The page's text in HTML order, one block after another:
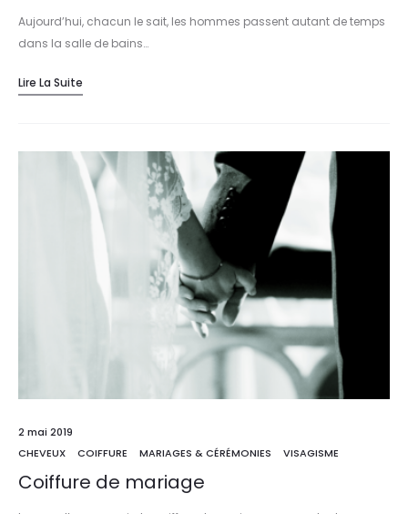
Aujourd’hui, chacun le sait, les hommes passent autant de temps
dans la salle de bains…
Lire La Suite
2 mai 2019
CHEVEUX
COIFFURE MARIAGES & CÉRÉMONIES VISAGISME
Coiffure de mariage